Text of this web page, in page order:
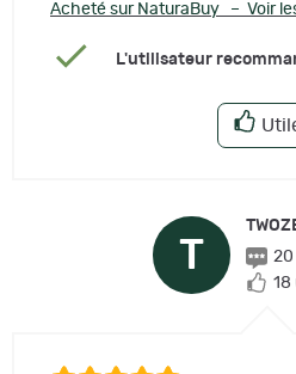
Acheté sur NaturaBuy – Voir
L'utilisateur
T
20
18